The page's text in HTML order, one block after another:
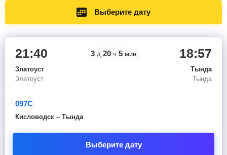
Выберите дату
21:40
Златоуст
Златоуст
3 д 20 ч 5 мин 18:57
Тында
Тында
097С
Кисловодск – Тында
Выберите дату